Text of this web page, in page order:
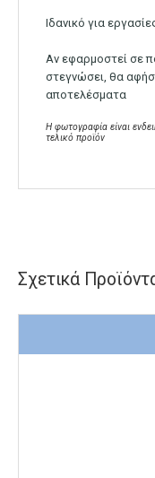
Ιδανικό για
Αν εφαρμοστεί σε
στεγνώσει, θα
αποτελέσματα
Η φωτογραφία είναι
τελικό προϊόν
Σχετικά